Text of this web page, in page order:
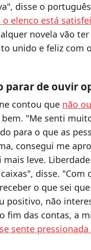
disse o
elenco está
novela vão
unido e feliz com
de ouvir
contou que não
bem. "Me senti
para o que as
consegui me
leve.
disse. "Com
o que sei
positivo, não
fim das contas, a
se sente